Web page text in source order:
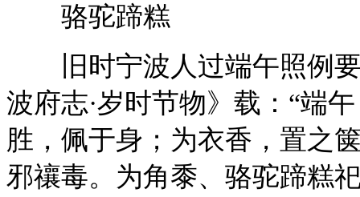
骆驼蹄糕
旧时宁波人过端午照例要
波府志·岁时节物》载：“端
胜，佩于身；为衣香，置之
邪禳毒。为角黍、骆驼蹄糕